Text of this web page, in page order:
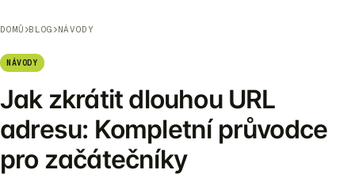
DOMŮ BLOG NÁVODY
NÁVODY
Jak zkrátit dlouhou URL
adresu: Kompletní průvodce
pro začátečníky